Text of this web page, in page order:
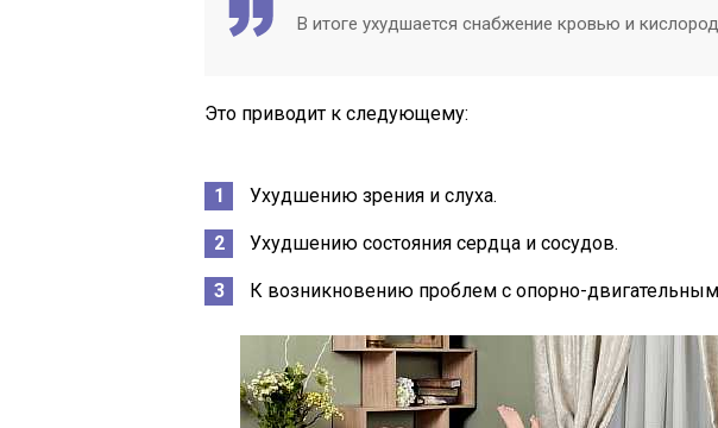
В итоге ухудшается снабжение кровью и
Это приводит к следующему:
Ухудшению зрения и слуха.
Ухудшению состояния сердца и сосудов.
К возникновению проблем с опорно-